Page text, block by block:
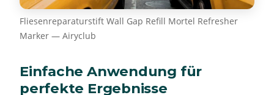
Fliesenreparaturstift Wall Gap Refill Mortel Refresher
Marker — Airyclub
Einfache Anwendung für
perfekte Ergebnisse